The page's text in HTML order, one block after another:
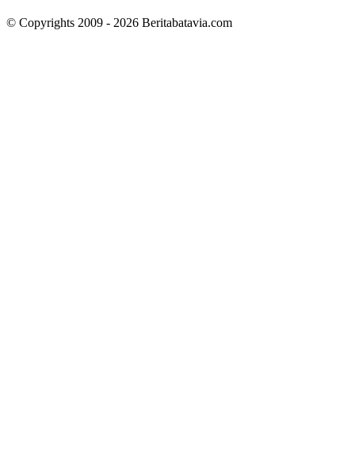
© Copyrights 2009 - 2026 Beritabatavia.com